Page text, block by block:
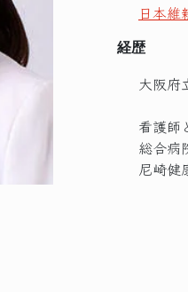
日本維
経歴
大阪府
看護師
総合
尼崎健